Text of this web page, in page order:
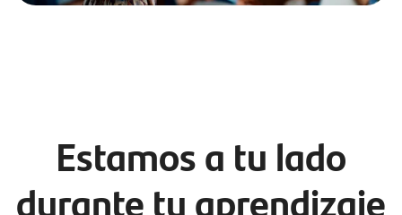
Estamos a tu lado
durante tu aprendizaje